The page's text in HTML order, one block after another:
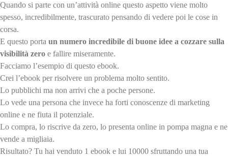
Quando si parte con un’attività online questo aspetto viene molto
spesso, incredibilmente, trascurato pensando di vedere poi le cose in
corsa.
E questo porta un numero incredibile di buone idee a cozzare sulla
visibilità zero e fallire miseramente.
Facciamo l’esempio di questo ebook.
Crei l’ebook per risolvere un problema molto sentito.
Lo pubblichi ma non arrivi che a poche persone.
Lo vede una persona che invece ha forti conoscenze di marketing
online e ne fiuta il potenziale.
Lo compra, lo riscrive da zero, lo presenta online in pompa magna e ne
vende a migliaia.
Risultato? Tu hai venduto 1 ebook e lui 10000 sfruttando una tua